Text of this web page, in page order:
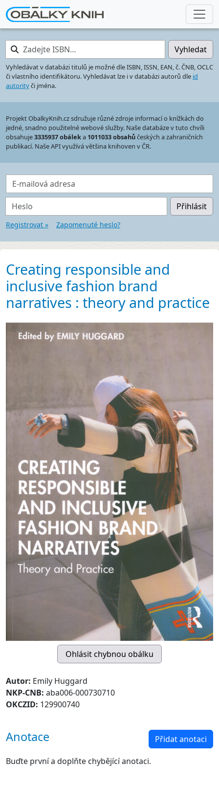
Zadejte ISBN… Vyhledat
Vyhledávat v databázi titulů je možné dle ISBN, ISSN, EAN, č. ČNB, OCLC
či vlastního identifikátoru. Vyhledávat lze i v databázi autorů dle id
autorityči jména.
Projekt ObalkyKnih.cz sdružuje různé zdroje informací o knížkách do
jedné, snadno použitelné webové služby. Naše databáze v tuto chvíli
obsahuje3335937 obáleka 1011033 obsahůčeských a zahraničních
publikací. Naše API využívá většina knihoven v ČR.
E-mailová adresa
Heslo Přihlásit
Registrovat » Zapomenuté heslo?
Creating responsible and
inclusive fashion brand
narratives : theory and practice
Autor: Emily Huggard
NKP-CNB: aba006-000730710
OKCZID: 129900740
Anotace Přidat anotaci
Buďte první a doplňte chybějící anotaci.